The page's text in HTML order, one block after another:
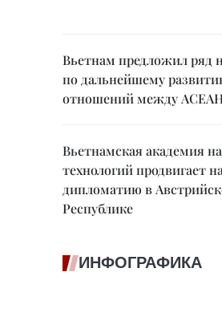
Вьетнам предложил ряд
по дальнейшему
отношений между
Вьетнамская академия
технологий продвигает
дипломатию в
Республике
ИНФОГРАФИКА